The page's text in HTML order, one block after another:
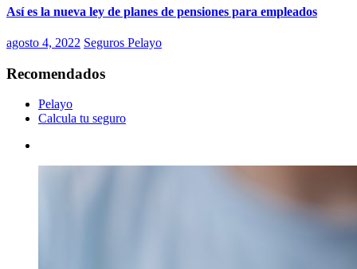
Así es la nueva ley de planes de pensiones para empleados
agosto 4, 2022 Seguros Pelayo
Recomendados
Pelayo
Calcula tu seguro